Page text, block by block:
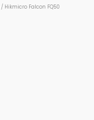
/ Hikmicro Falcon FQ50